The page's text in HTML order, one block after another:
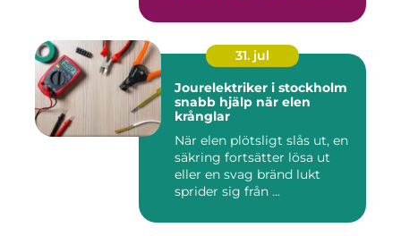
31. jul
Jourelektriker i stockholm
snabb hjälp när elen
krånglar
När elen plötsligt slås ut, en
säkring fortsätter lösa ut
eller en svag bränd lukt
sprider sig från ...